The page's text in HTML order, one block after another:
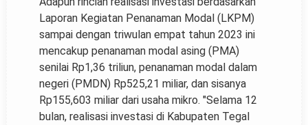
Laporan Kegiatan Penanaman Modal (LKPM)
sampai dengan triwulan empat tahun 2023 ini
mencakup penanaman modal asing (PMA)
senilai Rp1,36 triliun, penanaman modal dalam
negeri (PMDN) Rp525,21 miliar, dan sisanya
Rp155,603 miliar dari usaha mikro. "Selama 12
bulan, realisasi investasi di Kabupaten Tegal